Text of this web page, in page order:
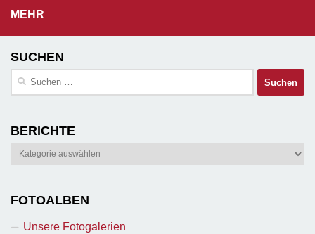
MEHR
SUCHEN
Suchen
BERICHTE
Berichte
FOTOALBEN
Unsere Fotogalerien